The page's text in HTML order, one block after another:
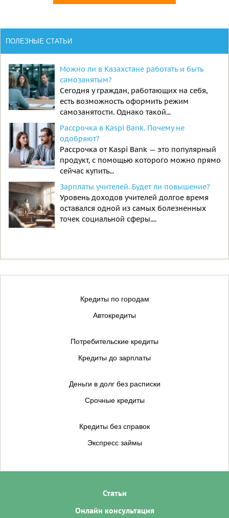
ПОЛЕЗНЫЕ СТАТЬИ
Можно ли в Казахстане работать и быть
самозанятым?
Сегодня у граждан, работающих на себя,
есть возможность оформить режим
самозанятости. Однако такой...
Рассрочка в Kaspi Bank. Почему не
одобряют?
Рассрочка от Kaspi Bank — это популярный
продукт, с помощью которого можно прямо
сейчас купить...
Зарплаты учителей. Будет ли повышение?
Уровень доходов учителей долгое время
оставался одной из самых болезненных
точек социальной сферы....
Кредиты по городам
Автокредиты
Потребительские кредиты
Кредиты до зарплаты
Деньги в долг без расписки
Срочные кредиты
Кредиты без справок
Экспресс займы
Статьи
Онлайн консультация